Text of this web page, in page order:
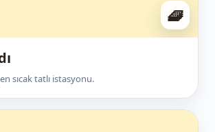
🧇
sıcak tatlı istasyonu.